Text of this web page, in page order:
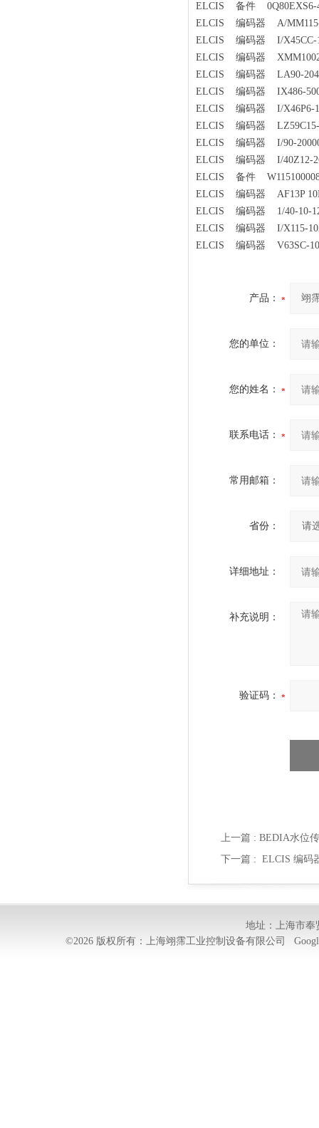
ELCIS 备件 0Q80EXS6-
ELCIS 编码器 A/MM115-
ELCIS 编码器 I/X45CC-
ELCIS 编码器 XMM1002-
ELCIS 编码器 LA90-
ELCIS 编码器 IX486-
ELCIS 编码器 I/X46P6-
ELCIS 编码器 LZ59C15-
ELCIS 编码器 I/90-
ELCIS 编码器 I/40Z12-
ELCIS 备件
ELCIS 编码器 AF13P
ELCIS 编码器 1/40-10-
ELCIS 编码器 I/X115-
ELCIS 编码器 V63SC-
产品：
您的单位：
您的姓名：
联系电话：
常用邮箱：
省份：
详细地址：
补充说明：
验证码：
上一篇 : BEDIA水位
下一篇 : ELCIS 编码
地址：上海市奉
©2026 版权所有：上海翊霈工业控制设备有限公司